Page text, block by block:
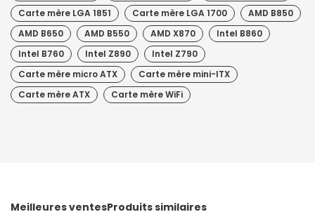
Carte mère LGA 1851
Carte mère LGA 1700
AMD B850
AMD B650
AMD B550 AMD X870
Intel B860
Intel B760
Intel Z890
Intel Z790
Carte mère micro ATX
Carte mère mini-ITX
Carte mère ATX
Carte mère WiFi
Meilleures ventesProduits similaires